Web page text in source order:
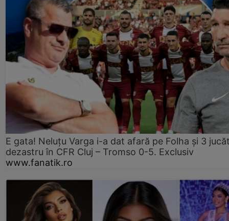
E gata! Neluțu Varga i-a dat afară pe Folha și 3
dezastru în CFR Cluj – Tromso 0-5. Exclusiv
www.fanatik.ro